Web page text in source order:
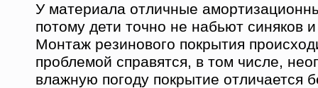
У материала отличные
потому дети точно не набьют синяков
Монтаж резинового покрытия
проблемой справятся, в том числе,
влажную погоду покрытие отличается